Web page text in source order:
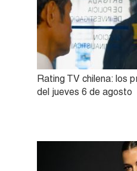
Rating TV chilena: los
del jueves 6 de agosto